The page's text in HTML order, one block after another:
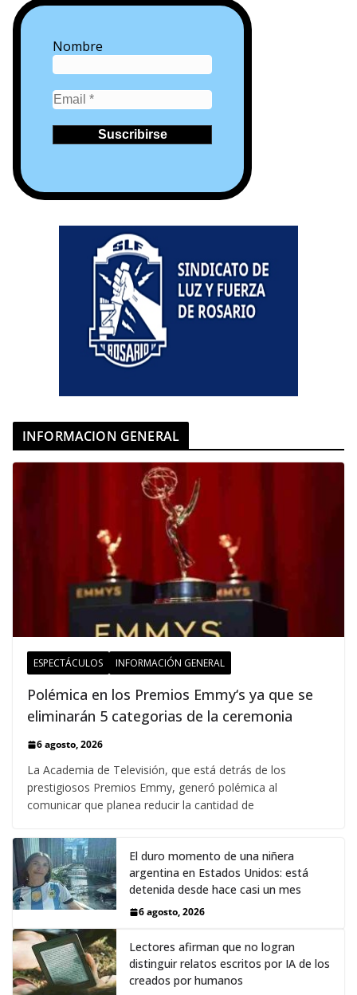
Nombre
INFORMACION GENERAL
ESPECTÁCULOS INFORMACIÓN GENERAL
Polémica en los Premios Emmy‘s ya que se
eliminarán 5 categorias de la ceremonia
6 agosto, 2026
La Academia de Televisión, que está detrás de los
prestigiosos Premios Emmy, generó polémica al
comunicar que planea reducir la cantidad de
El duro momento de una niñera
argentina en Estados Unidos: está
detenida desde hace casi un mes
6 agosto, 2026
Lectores afirman que no logran
distinguir relatos escritos por IA de los
creados por humanos